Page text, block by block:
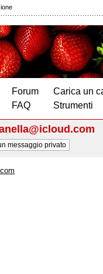
Forum
FAQ
Carica un
Strumenti
messaggio privato